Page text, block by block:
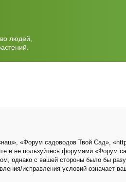
людей,
«Форум садоводов Твой Сад»,
и не пользуйтесь форумами «Форум
однако с вашей стороны было бы
исправления условий означает